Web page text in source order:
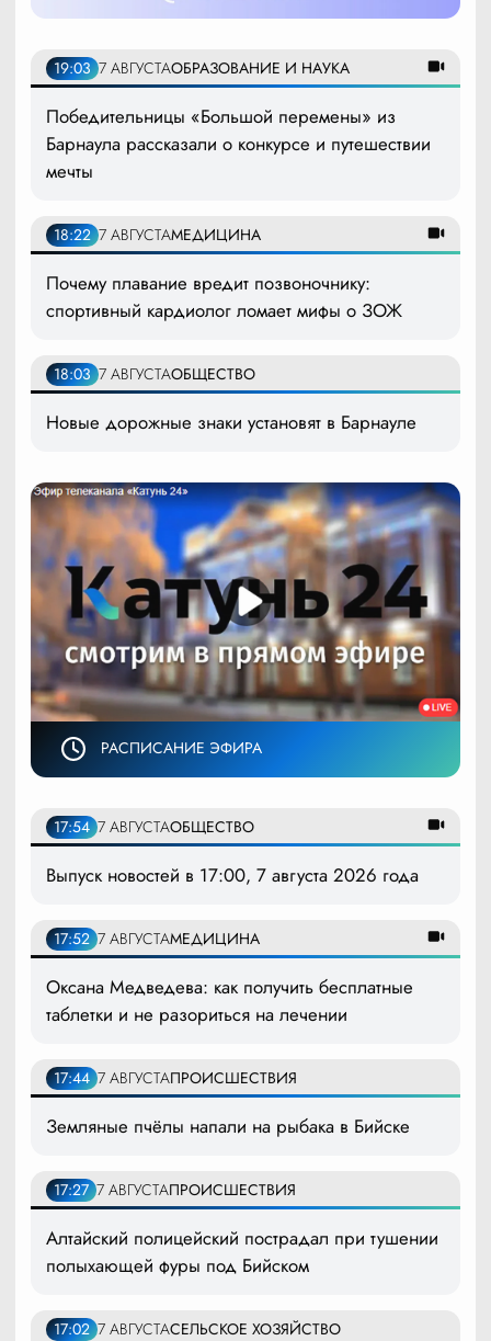
19:03 7 АВГУСТАОБРАЗОВАНИЕ И НАУКА
Победительницы «Большой перемены» из
Барнаула рассказали о конкурсе и путешествии
мечты
18:22 7 АВГУСТАМЕДИЦИНА
Почему плавание вредит позвоночнику:
спортивный кардиолог ломает мифы о ЗОЖ
18:03 7 АВГУСТАОБЩЕСТВО
Новые дорожные знаки установят в Барнауле
РАСПИСАНИЕ ЭФИРА
17:54 7 АВГУСТАОБЩЕСТВО
Выпуск новостей в 17:00, 7 августа 2026 года
17:52 7 АВГУСТАМЕДИЦИНА
Оксана Медведева: как получить бесплатные
таблетки и не разориться на лечении
17:44 7 АВГУСТАПРОИСШЕСТВИЯ
Земляные пчёлы напали на рыбака в Бийске
17:27 7 АВГУСТАПРОИСШЕСТВИЯ
Алтайский полицейский пострадал при тушении
полыхающей фуры под Бийском
17:02 7 АВГУСТАСЕЛЬСКОЕ ХОЗЯЙСТВО